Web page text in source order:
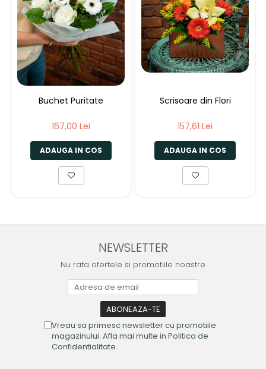
Buchet Puritate
167,00 Lei
ADAUGA IN COS
Scrisoare din Flori
157,61 Lei
ADAUGA IN COS
NEWSLETTER
Nu rata ofertele si promotiile noastre
Vreau sa primesc newsletter cu promotiile
magazinului. Afla mai multe in Politica de
Confidentialitate.